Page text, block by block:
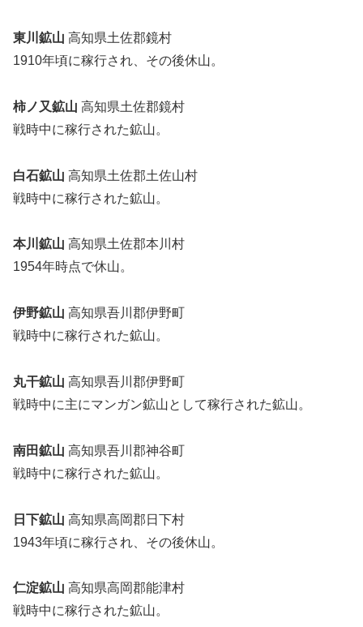
東川鉱山 高知県土佐郡鏡村
1910年頃に稼行され、その後休山。
柿ノ又鉱山 高知県土佐郡鏡村
戦時中に稼行された鉱山。
白石鉱山 高知県土佐郡土佐山村
戦時中に稼行された鉱山。
本川鉱山 高知県土佐郡本川村
1954年時点で休山。
伊野鉱山 高知県吾川郡伊野町
戦時中に稼行された鉱山。
丸干鉱山 高知県吾川郡伊野町
戦時中に主にマンガン鉱山として稼行された鉱山。
南田鉱山 高知県吾川郡神谷町
戦時中に稼行された鉱山。
日下鉱山 高知県高岡郡日下村
1943年頃に稼行され、その後休山。
仁淀鉱山 高知県高岡郡能津村
戦時中に稼行された鉱山。